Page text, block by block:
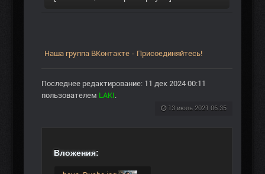
Наша группа ВКонтакте - Присоединяйтесь!
Последнее редактирование: 11 дек 2024 00:11
пользователем LAKI.
13 июль 2021 06:35
Вложения: